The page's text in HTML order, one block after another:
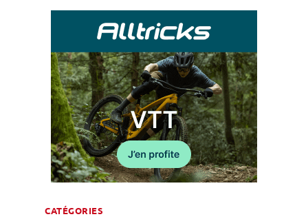
CATÉGORIES